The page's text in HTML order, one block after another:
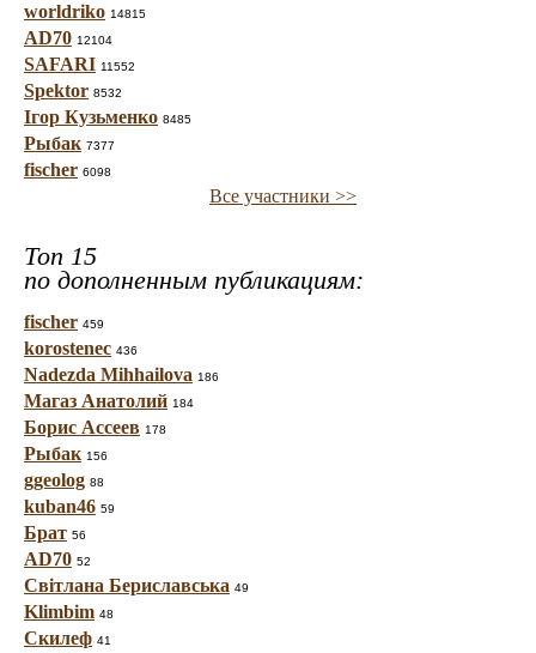
worldriko 14815
AD70 12104
SAFARI 11552
Spektor 8532
Ігор Кузьменко 8485
Рыбак 7377
fischer 6098
Все участники >>
Топ 15
по дополненным публикациям:
fischer 459
korostenec 436
Nadezda Mihhailova 186
Магаз Анатолий 184
Борис Ассеев 178
Рыбак 156
ggeolog 88
kuban46 59
Брат 56
AD70 52
Світлана Бериславська 49
Klimbim 48
Скилеф 41